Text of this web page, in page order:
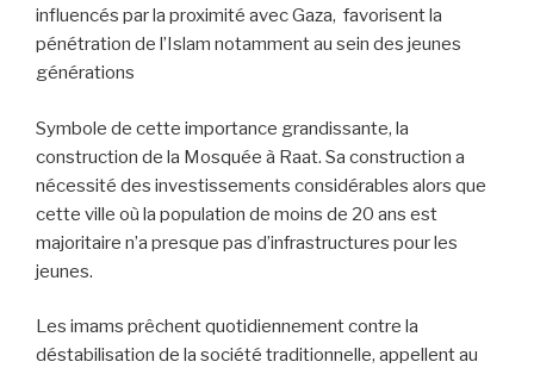
influencés par la proximité avec Gaza, favorisent la
pénétration de l’Islam notamment au sein des jeunes
générations
Symbole de cette importance grandissante, la
construction de la Mosquée à Raat. Sa construction a
nécessité des investissements considérables alors que
cette ville où la population de moins de 20 ans est
majoritaire n’a presque pas d’infrastructures pour les
jeunes.
Les imams prêchent quotidiennement contre la
déstabilisation de la société traditionnelle, appellent au